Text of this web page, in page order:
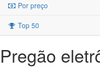
Por preço
Top 50
Pregão